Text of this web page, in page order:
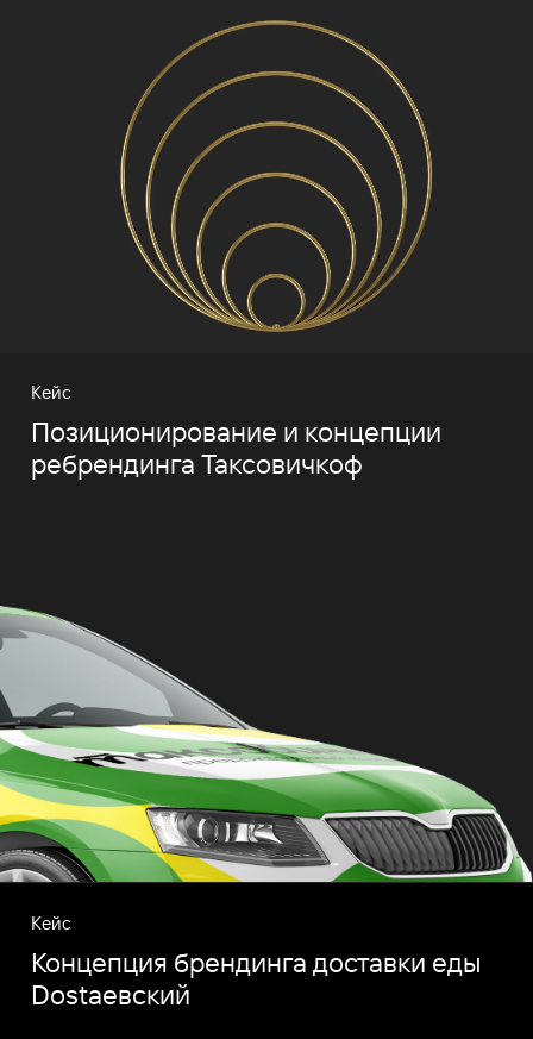
Кейс
Позиционирование и концепции
ребрендинга Таксовичкоф
Кейс
Концепция брендинга доставки еды
Dostaевский